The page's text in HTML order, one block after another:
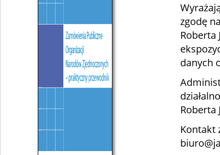
zgodę
Roberta
danych
Roberta
Kontakt